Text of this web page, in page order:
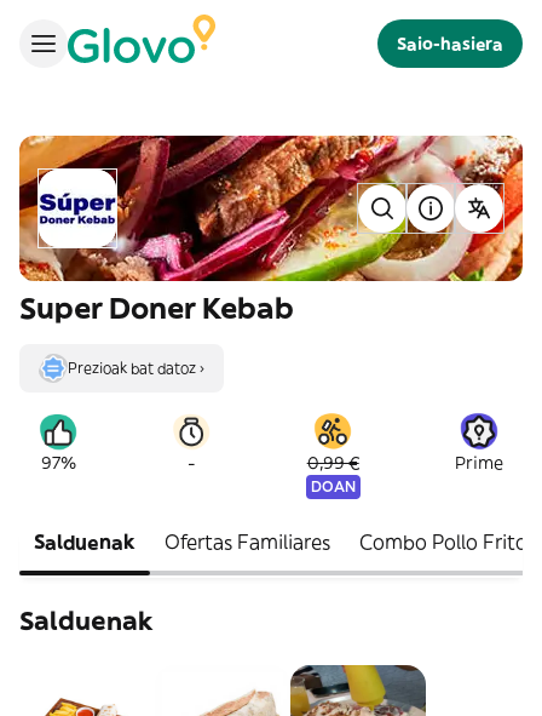
Saio-hasiera
Super Doner Kebab
Prezioak bat datoz ›
97% - 0,99 €
DOAN
Prime
Salduenak Ofertas Familiares Combo Pollo Frito
Salduenak